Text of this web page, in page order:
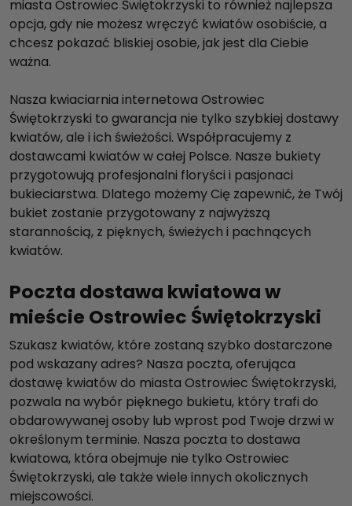
miasta Ostrowiec Świętokrzyski to również najlepsza
opcja, gdy nie możesz wręczyć kwiatów osobiście, a
chcesz pokazać bliskiej osobie, jak jest dla Ciebie
ważna.
Nasza kwiaciarnia internetowa Ostrowiec
Świętokrzyski to gwarancja nie tylko szybkiej dostawy
kwiatów, ale i ich świeżości. Współpracujemy z
dostawcami kwiatów w całej Polsce. Nasze bukiety
przygotowują profesjonalni floryści i pasjonaci
bukieciarstwa. Dlatego możemy Cię zapewnić, że Twój
bukiet zostanie przygotowany z najwyższą
starannością, z pięknych, świeżych i pachnących
kwiatów.
Poczta dostawa kwiatowa w
mieście Ostrowiec Świętokrzyski
Szukasz kwiatów, które zostaną szybko dostarczone
pod wskazany adres? Nasza poczta, oferująca
dostawę kwiatów do miasta Ostrowiec Świętokrzyski,
pozwala na wybór pięknego bukietu, który trafi do
obdarowywanej osoby lub wprost pod Twoje drzwi w
określonym terminie. Nasza poczta to dostawa
kwiatowa, która obejmuje nie tylko Ostrowiec
Świętokrzyski, ale także wiele innych okolicznych
miejscowości.